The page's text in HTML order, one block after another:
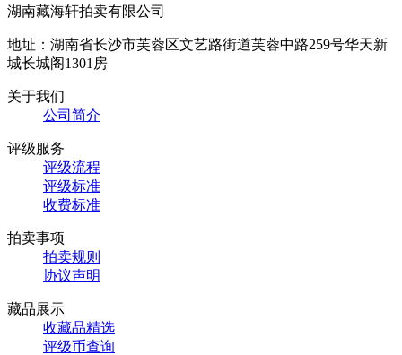
湖南藏海轩拍卖有限公司
地址：湖南省长沙市芙蓉区文艺路街道芙蓉中路259号华天新
城长城阁1301房
关于我们
公司简介
评级服务
评级流程
评级标准
收费标准
拍卖事项
拍卖规则
协议声明
藏品展示
收藏品精选
评级币查询